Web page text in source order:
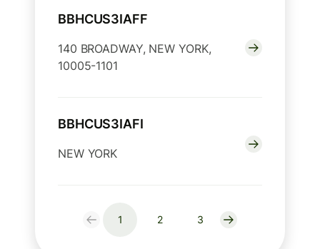
BBHCUS3IAFF
140 BROADWAY, NEW YORK,
10005-1101
BBHCUS3IAFI
NEW YORK
1 2 3